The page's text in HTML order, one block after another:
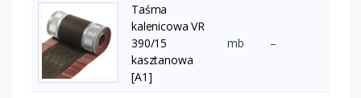
Taśma
kalenicowa VR
390/15
kasztanowa
[A1]
mb –